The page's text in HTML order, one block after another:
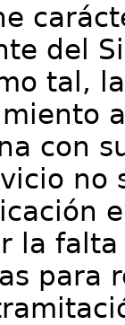
del
tal,
con
no
la
para